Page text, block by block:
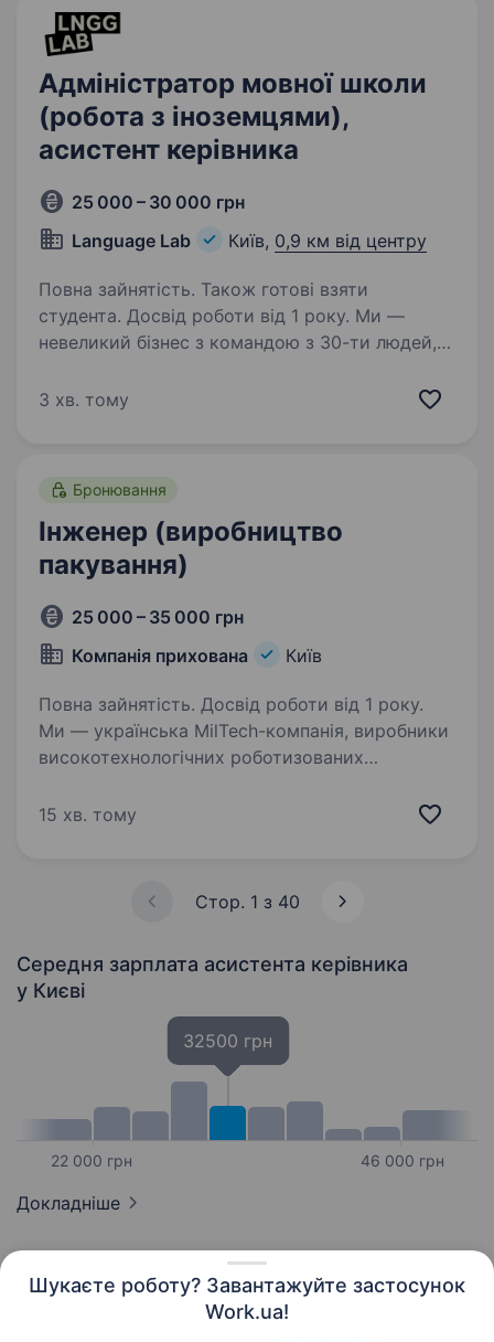
Шукаєте роботу? Завантажуйте застосунок
Work.ua!
хоче не просто виконувати окремі…
Адміністратор мовної школи
(робота з іноземцями),
асистент керівника
25 000 – 30 000 грн
Language Lab
Київ, 0,9 км від центру
Повна зайнятість. Також готові взяти
студента. Досвід роботи від 1 року. Ми —
невеликий бізнес з командою з 30-ти людей,
що у нас немає зайвих людей і зайвих задач.
3 хв. тому
Бронювання
Інженер (виробництво
пакування)
25 000 – 35 000 грн
Компанія прихована
Київ
Повна зайнятість. Досвід роботи від 1 року.
Ми — українська MilTech-компанія, виробники
високотехнологічних роботизованих
та супутнього обладнання для підрозділів Сил
15 хв. тому
Стор. 1 з 40
Середня зарплата асистента керівника
у Києві
22 000 грн
32500 грн
46 000 грн
Докладніше